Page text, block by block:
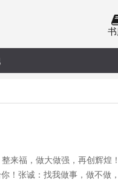
来福，做大做强，再创辉煌
！张诚：找我做事，做不做